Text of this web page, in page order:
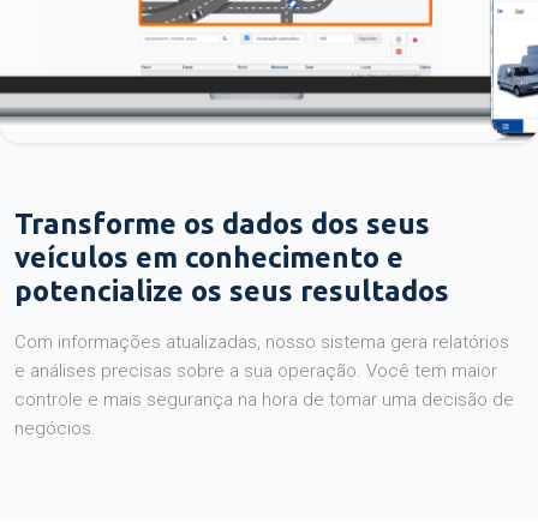
Transforme os dados dos seus
veículos em conhecimento e
potencialize os seus resultados
Com informações atualizadas, nosso sistema gera relatórios
e análises precisas sobre a sua operação. Você tem maior
controle e mais segurança na hora de tomar uma decisão de
negócios.